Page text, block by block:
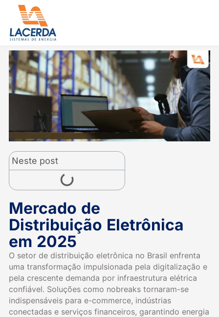
conteúdo
Neste post
Mercado de
Distribuição Eletrônica
em 2025
O setor de distribuição eletrônica no Brasil enfrenta
uma transformação impulsionada pela digitalização e
pela crescente demanda por infraestrutura elétrica
confiável. Soluções como nobreaks tornaram-se
indispensáveis para e-commerce, indústrias
conectadas e serviços financeiros, garantindo energia